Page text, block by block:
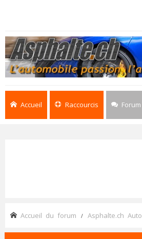
Accueil Raccourcis Forum
Accueil du forum Asphalte.ch Auto